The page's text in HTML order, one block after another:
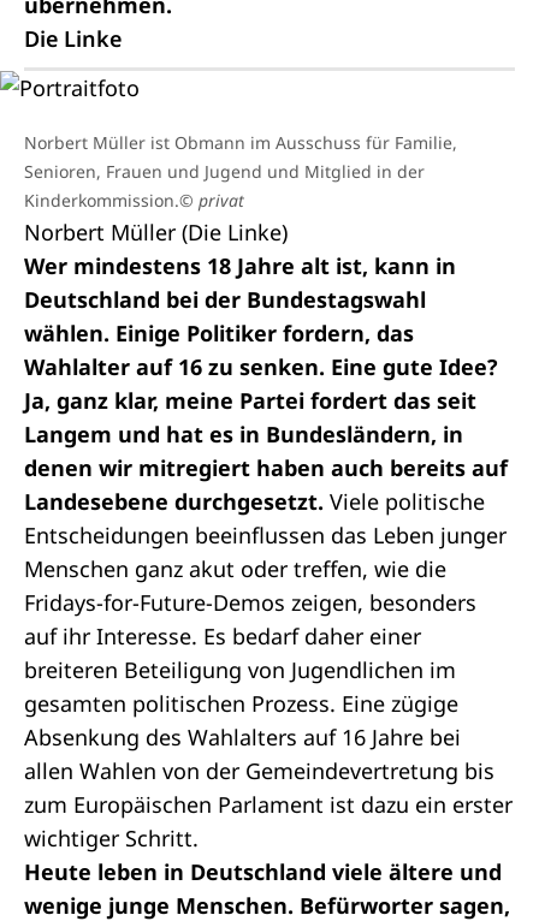
Die Linke
Norbert Müller ist Obmann im Ausschuss für Familie,
Senioren, Frauen und Jugend und Mitglied in der
Kinderkommission.© privat
Norbert Müller (Die Linke)
Wer mindestens 18 Jahre alt ist, kann in
Deutschland bei der Bundestagswahl
wählen. Einige Politiker fordern, das
Wahlalter auf 16 zu senken. Eine gute Idee?
Ja, ganz klar, meine Partei fordert das seit
Langem und hat es in Bundesländern, in
denen wir mitregiert haben auch bereits auf
Landesebene durchgesetzt. Viele politische
Entscheidungen beeinflussen das Leben junger
Menschen ganz akut oder treffen, wie die
Fridays-for-Future-Demos zeigen, besonders
auf ihr Interesse. Es bedarf daher einer
breiteren Beteiligung von Jugendlichen im
gesamten politischen Prozess. Eine zügige
Absenkung des Wahlalters auf 16 Jahre bei
allen Wahlen von der Gemeindevertretung bis
zum Europäischen Parlament ist dazu ein erster
wichtiger Schritt.
Heute leben in Deutschland viele ältere und
wenige junge Menschen. Befürworter sagen,